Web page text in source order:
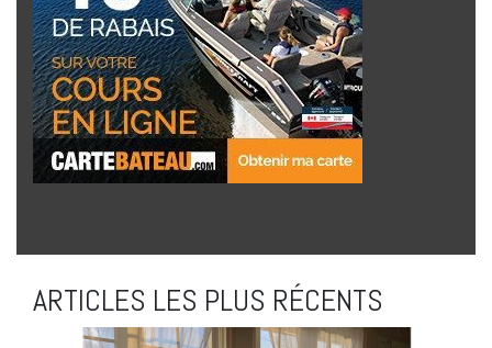
ARTICLES LES PLUS RÉCENTS